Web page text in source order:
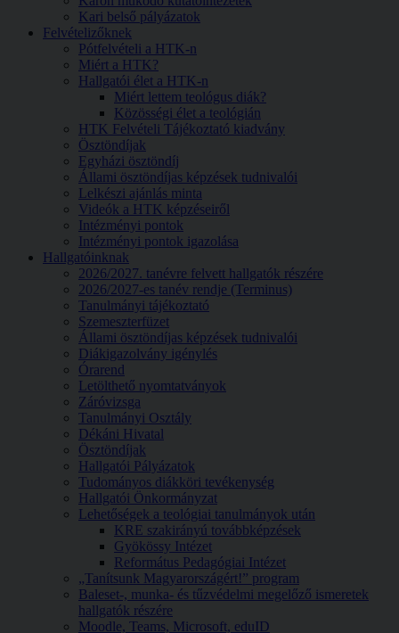
Kari belső pályázatok
Felvételizőknek
Pótfelvételi a HTK-n
Miért a HTK?
Hallgatói élet a HTK-n
Miért lettem teológus diák?
Közösségi élet a teológián
HTK Felvételi Tájékoztató kiadvány
Ösztöndíjak
Egyházi ösztöndíj
Állami ösztöndíjas képzések tudnivalói
Lelkészi ajánlás minta
Videók a HTK képzéseiről
Intézményi pontok
Intézményi pontok igazolása
Hallgatóinknak
2026/2027. tanévre felvett hallgatók részére
2026/2027-es tanév rendje (Terminus)
Tanulmányi tájékoztató
Szemeszterfüzet
Állami ösztöndíjas képzések tudnivalói
Diákigazolvány igénylés
Órarend
Letölthető nyomtatványok
Záróvizsga
Tanulmányi Osztály
Dékáni Hivatal
Ösztöndíjak
Hallgatói Pályázatok
Tudományos diákköri tevékenység
Hallgatói Önkormányzat
Lehetőségek a teológiai tanulmányok után
KRE szakirányú továbbképzések
Gyökössy Intézet
Református Pedagógiai Intézet
„Tanítsunk Magyarországért!” program
Baleset-, munka- és tűzvédelmi megelőző ismeretek
hallgatók részére
Moodle, Teams, Microsoft, eduID